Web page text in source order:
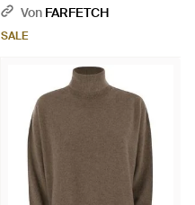
GrauVon FARFETCH
SALE